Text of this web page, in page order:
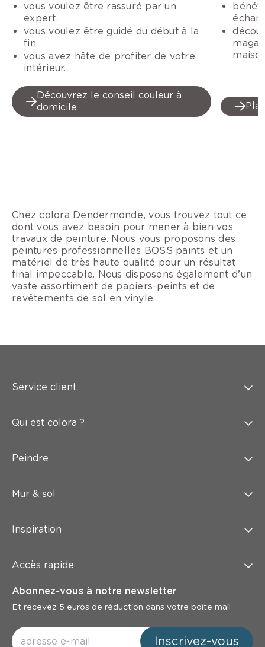
vous voulez être rassuré par un
expert.
vous voulez être guidé du début à la
fin.
vous avez hâte de profiter de votre
intérieur.
Découvrez le conseil couleur à
domicile
Chez colora Dendermonde, vous trouvez tout ce
dont vous avez besoin pour mener à bien vos
travaux de peinture. Nous vous proposons des
peintures professionnelles BOSS paints et un
matériel de très haute qualité pour un résultat
final impeccable. Nous disposons également d’un
vaste assortiment de papiers-peints et de
revêtements de sol en vinyle.
Service client
Qui est colora ?
Peindre
Mur & sol
Inspiration
Accès rapide
Abonnez-vous à notre newsletter
Et recevez 5 euros de réduction dans votre boîte mail
Inscrivez-vous